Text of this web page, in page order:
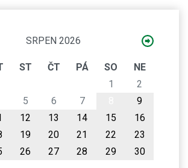
SRPEN 2026
ST ČT PÁ SO
NE
1
2
5 6 7
9
12 13 14 15
16
19 20 21 22
23
26 27 28 29
30